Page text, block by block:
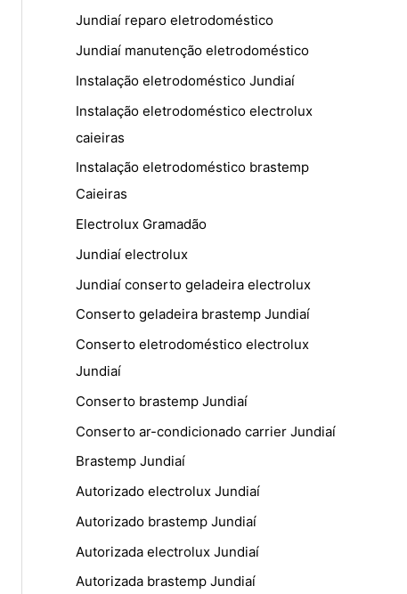
Jundiaí reparo eletrodoméstico
Jundiaí manutenção eletrodoméstico
Instalação eletrodoméstico Jundiaí
Instalação eletrodoméstico electrolux
caieiras
Instalação eletrodoméstico brastemp
Caieiras
Electrolux Gramadão
Jundiaí electrolux
Jundiaí conserto geladeira electrolux
Conserto geladeira brastemp Jundiaí
Conserto eletrodoméstico electrolux
Jundiaí
Conserto brastemp Jundiaí
Conserto ar-condicionado carrier Jundiaí
Brastemp Jundiaí
Autorizado electrolux Jundiaí
Autorizado brastemp Jundiaí
Autorizada electrolux Jundiaí
Autorizada brastemp Jundiaí